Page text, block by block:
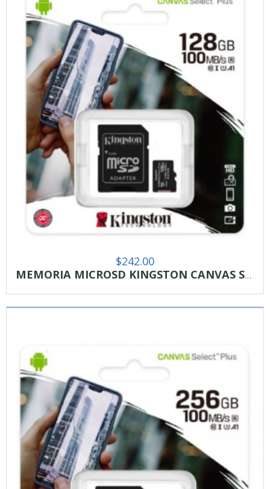
$242.00
MEMORIA MICROSD KINGSTON CANVAS SELCT PLUS 128GB R.100MB/S CL10 UHS-I U1 V10 A1